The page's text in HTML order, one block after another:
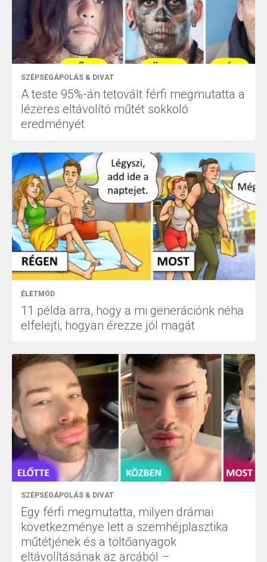
SZÉPSÉGÁPOLÁS & DIVAT
A teste 95%-án tetovált férfi megmutatta a
lézeres eltávolító műtét sokkoló
eredményét
ÉLETMÓD
11 példa arra, hogy a mi generációnk néha
elfelejti, hogyan érezze jól magát
SZÉPSÉGÁPOLÁS & DIVAT
Egy férfi megmutatta, milyen drámai
következménye lett a szemhéjplasztika
műtétjének és a töltőanyagok
eltávolításának az arcából –